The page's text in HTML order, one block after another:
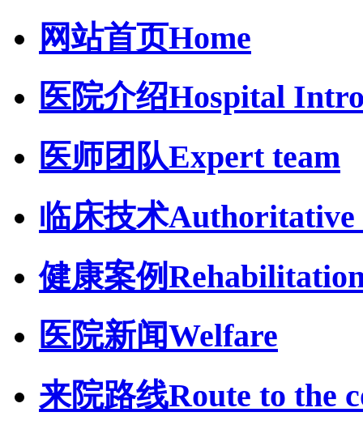
网站首页Home
医院介绍Hospital
医师团队Expert team
临床技术Authoritative
健康案例
医院新闻Welfare
来院路线Route to the